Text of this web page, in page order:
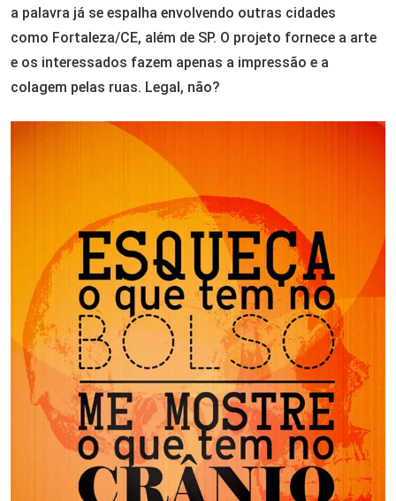
a palavra já se espalha envolvendo outras cidades
como Fortaleza/CE, além de SP. O projeto fornece a arte
e os interessados fazem apenas a impressão e a
colagem pelas ruas. Legal, não?